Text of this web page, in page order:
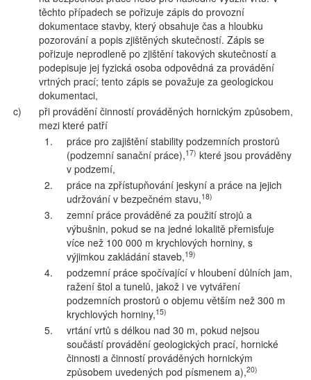
těchto případech se pořizuje zápis do provozní
dokumentace stavby, který obsahuje čas a hloubku
pozorování a popis zjištěných skutečností. Zápis se
pořizuje neprodleně po zjištění takových skutečností a
podepisuje jej fyzická osoba odpovědná za provádění
vrtných prací; tento zápis se považuje za geologickou
dokumentaci,
c)
při provádění činností prováděných hornickým způsobem,
mezi které patří
1.
práce pro zajištění stability podzemních prostorů
(podzemní sanační práce),17) které jsou prováděny
v podzemí,
2.
práce na zpřístupňování jeskyní a práce na jejich
udržování v bezpečném stavu,18)
3.
zemní práce prováděné za použití strojů a
výbušnin, pokud se na jedné lokalitě přemisťuje
více než 100 000 m krychlových horniny, s
výjimkou zakládání staveb,19)
4.
podzemní práce spočívající v hloubení důlních jam,
ražení štol a tunelů, jakož i ve vytváření
podzemních prostorů o objemu větším než 300 m
krychlových horniny,15)
5.
vrtání vrtů s délkou nad 30 m, pokud nejsou
součástí provádění geologických prací, hornické
činnosti a činností prováděných hornickým
způsobem uvedených pod písmenem a),20)